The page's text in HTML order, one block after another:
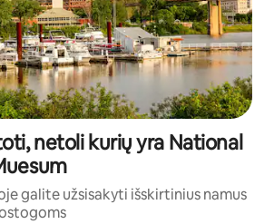
netoli kurių yra National
galite užsisakyti išskirtinius namus